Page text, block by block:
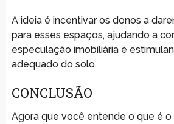
A ideia é incentivar os donos a
para esses espaços, ajudando a
especulação imobiliária e
adequado do solo.
CONCLUSÃO
Agora que você entende o que é o